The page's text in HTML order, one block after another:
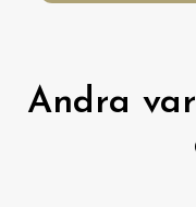
Andra